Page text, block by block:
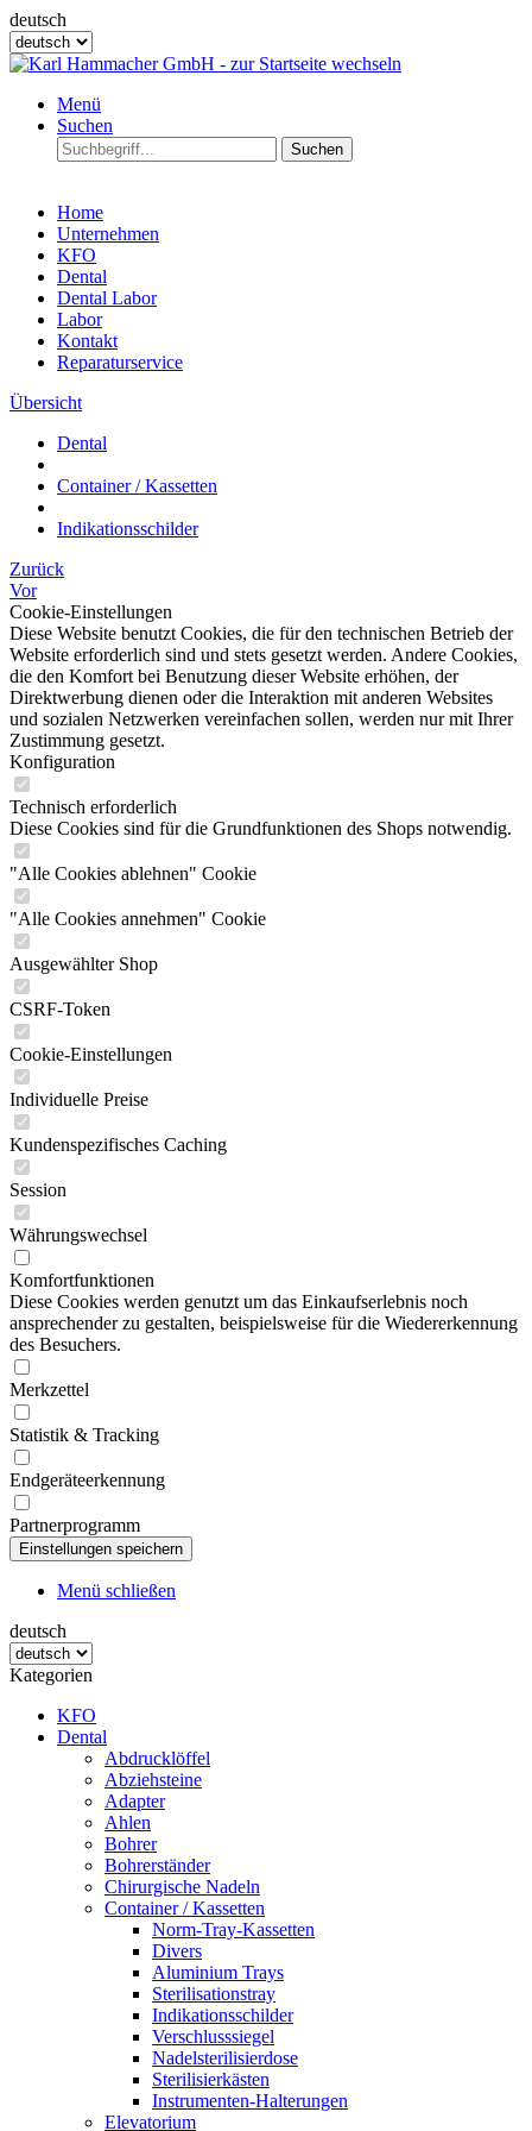
deutsch
Menü
Suchen
Suchen
Home
Unternehmen
KFO
Dental
Dental Labor
Labor
Kontakt
Reparaturservice
Übersicht
Dental
Container / Kassetten
Indikationsschilder
Zurück
Vor
Cookie-Einstellungen
Diese Website benutzt Cookies, die für den technischen Betrieb der
Website erforderlich sind und stets gesetzt werden. Andere Cookies,
die den Komfort bei Benutzung dieser Website erhöhen, der
Direktwerbung dienen oder die Interaktion mit anderen Websites
und sozialen Netzwerken vereinfachen sollen, werden nur mit Ihrer
Zustimmung gesetzt.
Konfiguration
Technisch erforderlich
Diese Cookies sind für die Grundfunktionen des Shops notwendig.
"Alle Cookies ablehnen" Cookie
"Alle Cookies annehmen" Cookie
Ausgewählter Shop
CSRF-Token
Cookie-Einstellungen
Individuelle Preise
Kundenspezifisches Caching
Session
Währungswechsel
Komfortfunktionen
Diese Cookies werden genutzt um das Einkaufserlebnis noch
ansprechender zu gestalten, beispielsweise für die Wiedererkennung
des Besuchers.
Merkzettel
Statistik & Tracking
Endgeräteerkennung
Partnerprogramm
Menü schließen
deutsch
Kategorien
KFO
Dental
Abdrucklöffel
Abziehsteine
Adapter
Ahlen
Bohrer
Bohrerständer
Chirurgische Nadeln
Container / Kassetten
Norm-Tray-Kassetten
Divers
Aluminium Trays
Sterilisationstray
Indikationsschilder
Verschlusssiegel
Nadelsterilisierdose
Sterilisierkästen
Instrumenten-Halterungen
Elevatorium